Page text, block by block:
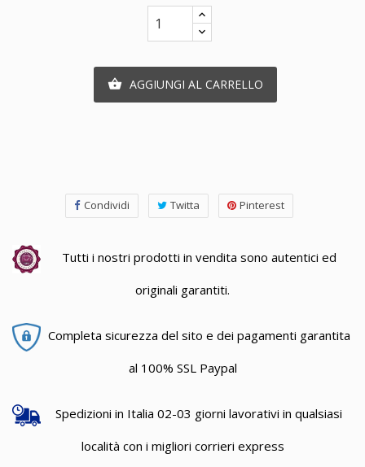
 AGGIUNGI AL CARRELLO
Condividi Twitta Pinterest
Tutti i nostri prodotti in vendita sono autentici ed
originali garantiti.
Completa sicurezza del sito e dei pagamenti garantita
al 100% SSL Paypal
Spedizioni in Italia 02-03 giorni lavorativi in qualsiasi
località con i migliori corrieri express